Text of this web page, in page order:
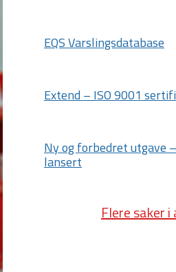
EQS Varslingsdatabase
Extend – ISO 9001
Ny og forbedret utgave
lansert
Flere saker